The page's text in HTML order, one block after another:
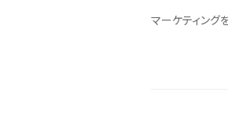
マーケティング